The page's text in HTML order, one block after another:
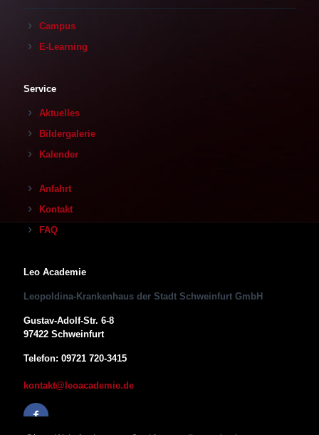
Campus
E-Learning
Service
Aktuelles
Bildergalerie
Kalender
Anfahrt
Kontakt
FAQ
Leo Academie
Leopoldina-Krankenhaus der Stadt Schweinfurt GmbH
Gustav-Adolf-Str. 6-8
97422 Schweinfurt
Telefon: 09721 720-3415
kontakt@leoacademie.de